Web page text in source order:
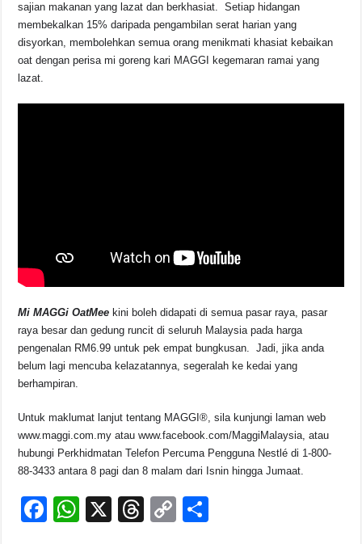
sajian makanan yang lazat dan berkhasiat. Setiap hidangan
membekalkan 15% daripada pengambilan serat harian yang
disyorkan, membolehkan semua orang menikmati khasiat kebaikan
oat dengan perisa mi goreng kari MAGGI kegemaran ramai yang
lazat.
Mi MAGGi OatMeekini boleh didapati di semua pasar raya, pasar
raya besar dan gedung runcit di seluruh Malaysia pada harga
pengenalan RM6.99 untuk pek empat bungkusan. Jadi, jika anda
belum lagi mencuba kelazatannya, segeralah ke kedai yang
berhampiran.
Untuk maklumat lanjut tentang MAGGI®, sila kunjungi laman web
www.maggi.com.my atau www.facebook.com/MaggiMalaysia, atau
hubungi Perkhidmatan Telefon Percuma Pengguna Nestlé di 1-800-
88-3433 antara 8 pagi dan 8 malam dari Isnin hingga Jumaat.
F
W X
T
C